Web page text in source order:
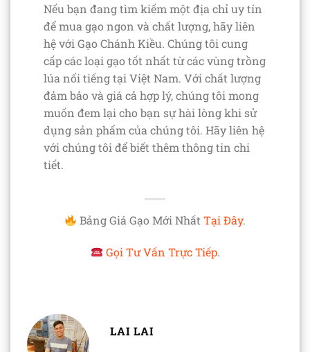
Nếu bạn đang tìm kiếm một địa chỉ uy tín
để mua gạo ngon và chất lượng, hãy liên
hệ với Gạo Chánh Kiều. Chúng tôi cung
cấp các loại gạo tốt nhất từ các vùng trồng
lúa nổi tiếng tại Việt Nam. Với chất lượng
đảm bảo và giá cả hợp lý, chúng tôi mong
muốn đem lại cho bạn sự hài lòng khi sử
dụng sản phẩm của chúng tôi. Hãy liên hệ
với chúng tôi để biết thêm thông tin chi
tiết.
Bảng Giá Gạo Mới NhấtTại Đây.
Gọi Tư Vấn Trực Tiếp.
LAI LAI